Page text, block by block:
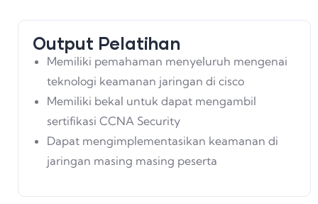
Output Pelatihan
Memiliki pemahaman menyeluruh mengenai
teknologi keamanan jaringan di cisco
Memiliki bekal untuk dapat mengambil
sertifikasi CCNA Security
Dapat mengimplementasikan keamanan di
jaringan masing masing peserta